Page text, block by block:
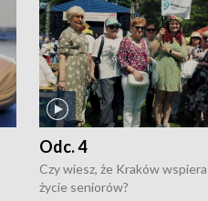
Odc. 4
Czy wiesz, że Kraków
życie seniorów?